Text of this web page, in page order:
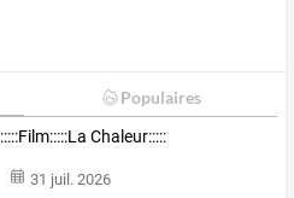
Populaires
:::::Film:::::La Chaleur:::::
31 juil. 2026